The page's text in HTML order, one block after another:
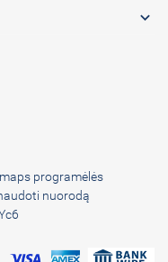

programėlės
nuorodą